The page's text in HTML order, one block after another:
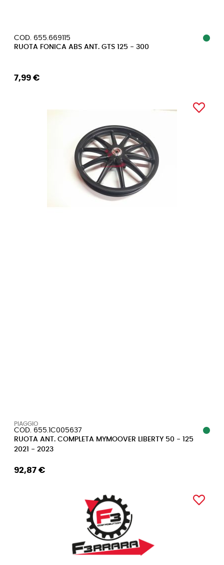
COD. 655.669115
RUOTA FONICA ABS ANT. GTS 125 - 300
7,99 €
PIAGGIO
COD. 655.1C005637
RUOTA ANT. COMPLETA MYMOOVER LIBERTY 50 - 125
2021 - 2023
92,87 €